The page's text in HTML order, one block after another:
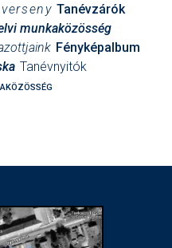
Tanévzárók
munkaközösség
Fényképalbum
Tanévnyitók